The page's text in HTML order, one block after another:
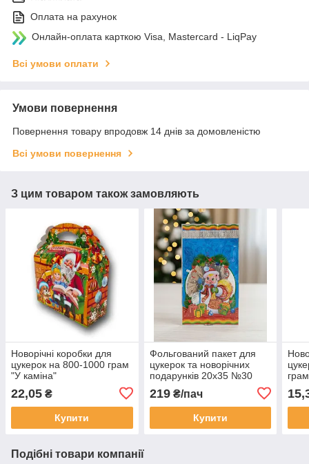
Оплата на рахунок
Онлайн-оплата карткою Visa, Mastercard - LiqPay
Всі умови оплати
Умови повернення
Повернення товару впродовж 14 днів за домовленістю
Всі умови повернення
З цим товаром також замовляють
Новорічні коробки для
цукерок на 800-1000 грам
"У каміна"
22,05 ₴
Купити
Фольгований пакет для
цукерок та новорічних
подарунків 20х35 №30
яскравий новорічний
дизайн
219₴/пач
Купити
Подібні товари компанії